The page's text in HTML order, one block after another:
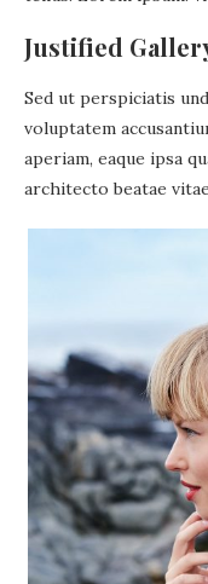
Justified
Sed ut perspiciatis
voluptatem
aperiam, eaque ipsa
architecto beatae